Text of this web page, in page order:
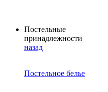
Постельные
принадлежности
назад
Постельное белье